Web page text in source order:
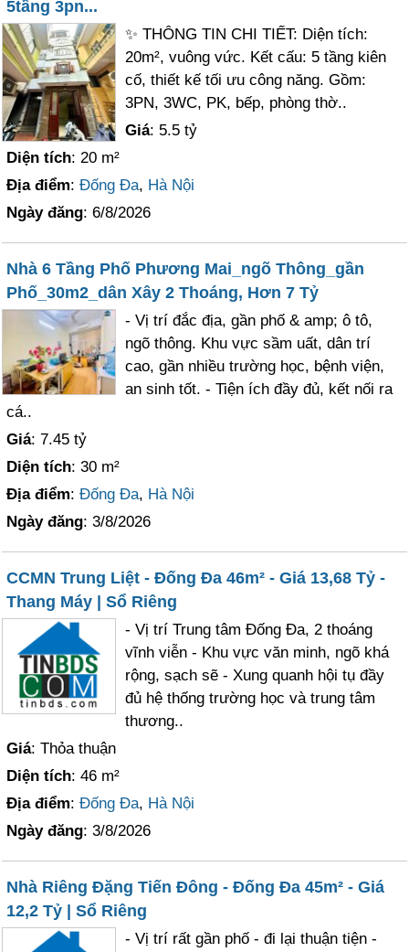
5tầng 3pn...
✨ THÔNG TIN CHI TIẾT: Diện tích:
20m², vuông vức. Kết cấu: 5 tầng kiên
cố, thiết kế tối ưu công năng. Gồm:
3PN, 3WC, PK, bếp, phòng thờ..
Giá: 5.5 tỷ
Diện tích: 20 m²
Địa điểm:Đống Đa, Hà Nội
Ngày đăng: 6/8/2026
Nhà 6 Tầng Phố Phương Mai_ngõ Thông_gần
Phố_30m2_dân Xây 2 Thoáng, Hơn 7 Tỷ
- Vị trí đắc địa, gần phố & amp; ô tô,
ngõ thông. Khu vực sầm uất, dân trí
cao, gần nhiều trường học, bệnh viện,
an sinh tốt. - Tiện ích đầy đủ, kết nối ra
cá..
Giá: 7.45 tỷ
Diện tích: 30 m²
Địa điểm:Đống Đa, Hà Nội
Ngày đăng: 3/8/2026
CCMN Trung Liệt - Đống Đa 46m² - Giá 13,68 Tỷ -
Thang Máy | Sổ Riêng
- Vị trí Trung tâm Đống Đa, 2 thoáng
vĩnh viễn - Khu vực văn minh, ngõ khá
rộng, sạch sẽ - Xung quanh hội tụ đầy
đủ hệ thống trường học và trung tâm
thương..
Giá: Thỏa thuận
Diện tích: 46 m²
Địa điểm:Đống Đa, Hà Nội
Ngày đăng: 3/8/2026
Nhà Riêng Đặng Tiến Đông - Đống Đa 45m² - Giá
12,2 Tỷ | Sổ Riêng
- Vị trí rất gần phố - đi lại thuận tiện -